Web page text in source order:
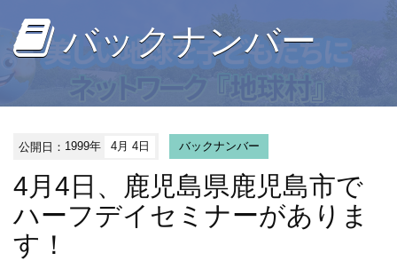
バックナンバー
公開日： 1999年 4月 4日 バックナンバー
4月4日、鹿児島県鹿児島市で
ハーフデイセミナーがありま
す！